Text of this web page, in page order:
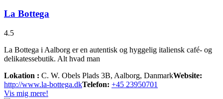
La Bottega
4.5
La Bottega i Aalborg er en autentisk og hyggelig italiensk café- og
delikatessebutik. Alt hvad man
Lokation : C. W. Obels Plads 3B, Aalborg, DanmarkWebsite:
http://www.la-bottega.dkTelefon: +45 23950701
Vis mig mere!